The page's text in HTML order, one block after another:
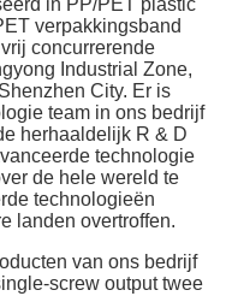
in PP/PET plastic
verpakkingsband
concurrerende
Industrial Zone,
City. Er is
team in ons bedrijf
herhaaldelijk R & D
technologie
de hele wereld te
technologieën
landen overtroffen.
van ons bedrijf
screw output twee